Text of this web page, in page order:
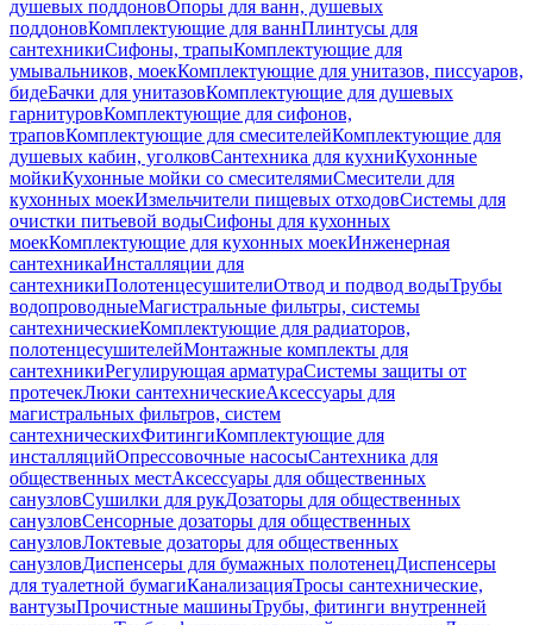
душевых поддоновОпоры для ванн, душевых
поддоновКомплектующие для ваннПлинтусы для
сантехникиСифоны, трапыКомплектующие для
умывальников, моекКомплектующие для унитазов, писсуаров,
бидеБачки для унитазовКомплектующие для душевых
гарнитуровКомплектующие для сифонов,
траповКомплектующие для смесителейКомплектующие для
душевых кабин, уголковСантехника для кухниКухонные
мойкиКухонные мойки со смесителямиСмесители для
кухонных моекИзмельчители пищевых отходовСистемы для
очистки питьевой водыСифоны для кухонных
моекКомплектующие для кухонных моекИнженерная
сантехникаИнсталляции для
сантехникиПолотенцесушителиОтвод и подвод водыТрубы
водопроводныеМагистральные фильтры, системы
сантехническиеКомплектующие для радиаторов,
полотенцесушителейМонтажные комплекты для
сантехникиРегулирующая арматураСистемы защиты от
протечекЛюки сантехническиеАксессуары для
магистральных фильтров, систем
сантехническихФитингиКомплектующие для
инсталляцийОпрессовочные насосыСантехника для
общественных местАксессуары для общественных
санузловСушилки для рукДозаторы для общественных
санузловСенсорные дозаторы для общественных
санузловЛоктевые дозаторы для общественных
санузловДиспенсеры для бумажных полотенецДиспенсеры
для туалетной бумагиКанализацияТросы сантехнические,
вантузыПрочистные машиныТрубы, фитинги внутренней